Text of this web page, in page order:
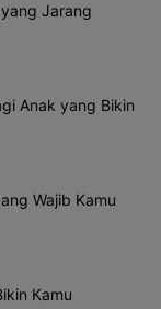
Jarang
Anak yang Bikin
Wajib Kamu
Kamu